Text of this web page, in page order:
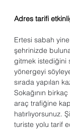
Adres tarifi
Ertesi sabah
şehrinizde
gitmek istediğini
yönergeyi
sırada yapılan
Sokağının
araç trafiğine
hatırlıyorsunuz.
turiste yolu tarif